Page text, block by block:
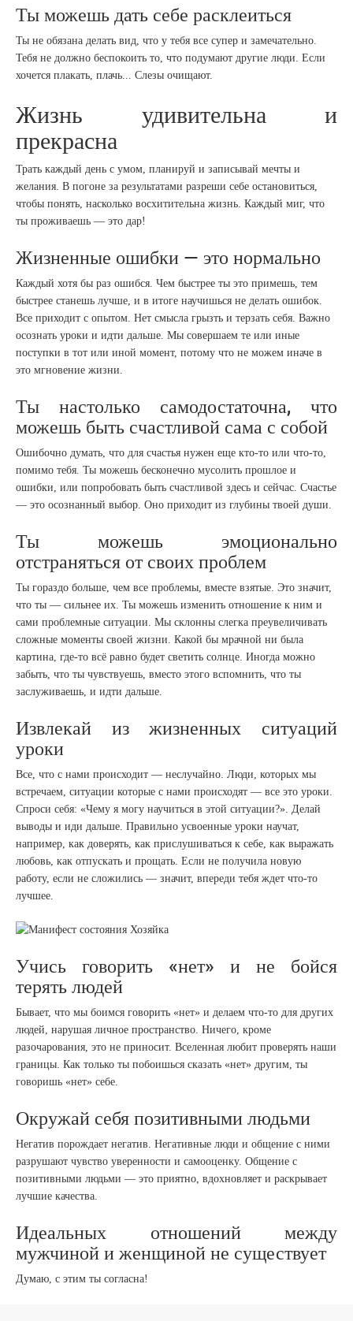
Ты можешь дать себе расклеиться
Ты не обязана делать вид, что у тебя все супер и замечательно.
Тебя не должно беспокоить то, что подумают другие люди. Если
хочется плакать, плачь... Слезы очищают.
Жизнь удивительна и
прекрасна
Трать каждый день с умом, планируй и записывай мечты и
желания. В погоне за результатами разреши себе остановиться,
чтобы понять, насколько восхитительна жизнь. Каждый миг, что
ты проживаешь — это дар!
Жизненные ошибки — это нормально
Каждый хотя бы раз ошибся. Чем быстрее ты это примешь, тем
быстрее станешь лучше, и в итоге научишься не делать ошибок.
Все приходит с опытом. Нет смысла грызть и терзать себя. Важно
осознать уроки и идти дальше. Мы совершаем те или иные
поступки в тот или иной момент, потому что не можем иначе в
это мгновение жизни.
Ты настолько самодостаточна, что
можешь быть счастливой сама с собой
Ошибочно думать, что для счастья нужен еще кто-то или что-то,
помимо тебя. Ты можешь бесконечно мусолить прошлое и
ошибки, или попробовать быть счастливой здесь и сейчас. Счастье
— это осознанный выбор. Оно приходит из глубины твоей души.
Ты можешь эмоционально
отстраняться от своих проблем
Ты гораздо больше, чем все проблемы, вместе взятые. Это значит,
что ты — сильнее их. Ты можешь изменить отношение к ним и
сами проблемные ситуации. Мы склонны слегка преувеличивать
сложные моменты своей жизни. Какой бы мрачной ни была
картина, где-то всё равно будет светить солнце. Иногда можно
забыть, что ты чувствуешь, вместо этого вспомнить, что ты
заслуживаешь, и идти дальше.
Извлекай из жизненных ситуаций
уроки
Все, что с нами происходит — неслучайно. Люди, которых мы
встречаем, ситуации которые с нами происходят — все это уроки.
Спроси себя: «Чему я могу научиться в этой ситуации?». Делай
выводы и иди дальше. Правильно усвоенные уроки научат,
например, как доверять, как прислушиваться к себе, как выражать
любовь, как отпускать и прощать. Если не получила новую
работу, если не сложились — значит, впереди тебя ждет что-то
лучшее.
Учись говорить «нет» и не бойся
терять людей
Бывает, что мы боимся говорить «нет» и делаем что-то для других
людей, нарушая личное пространство. Ничего, кроме
разочарования, это не приносит. Вселенная любит проверять наши
границы. Как только ты побоишься сказать «нет» другим, ты
говоришь «нет» себе.
Окружай себя позитивными людьми
Негатив порождает негатив. Негативные люди и общение с ними
разрушают чувство уверенности и самооценку. Общение с
позитивными людьми — это приятно, вдохновляет и раскрывает
лучшие качества.
Идеальных отношений между
мужчиной и женщиной не существует
Думаю, с этим ты согласна!